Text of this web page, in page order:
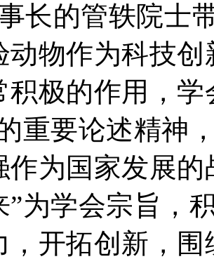
长的管轶院士
动物作为科技
积极的作用，
重要论述精神
作为国家发展
”为学会宗旨，
，开拓创新，